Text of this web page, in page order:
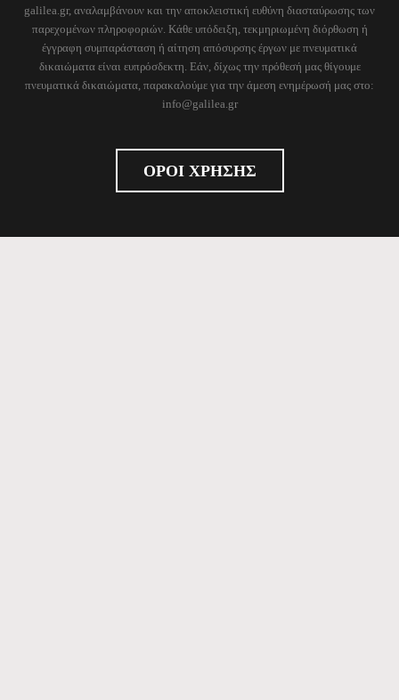
galilea.gr, αναλαμβάνουν και την αποκλειστική ευθύνη διασταύρωσης των
παρεχομένων πληροφοριών. Κάθε υπόδειξη, τεκμηριωμένη διόρθωση ή
έγγραφη συμπαράσταση ή αίτηση απόσυρσης έργων με πνευματικά
δικαιώματα είναι ευπρόσδεκτη. Εάν, δίχως την πρόθεσή μας θίγουμε
πνευματικά δικαιώματα, παρακαλούμε για την άμεση ενημέρωσή μας στο:
info@galilea.gr
ΟΡΟΙ ΧΡΗΣΗΣ